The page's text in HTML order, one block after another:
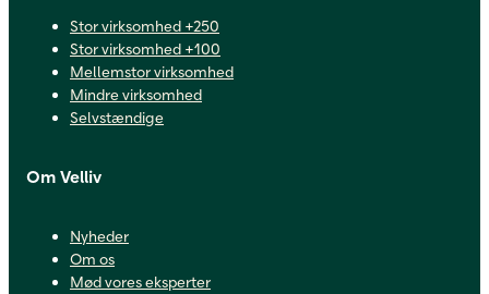
Stor virksomhed +250
Stor virksomhed +100
Mellemstor virksomhed
Mindre virksomhed
Selvstændige
Om Velliv
Nyheder
Om os
Mød vores eksperter